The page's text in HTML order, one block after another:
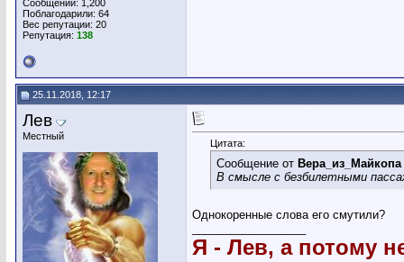
Сообщений: 1,200
Поблагодарили: 64
Вес репутации: 20
Репутация: 138
25.11.2018, 12:17
Лев
Местный
Цитата:
Сообщение от Вера_из_Майкопа
В смысле с безбилетными
Однокоренные слова его смутили?
Я - Лев, а потому